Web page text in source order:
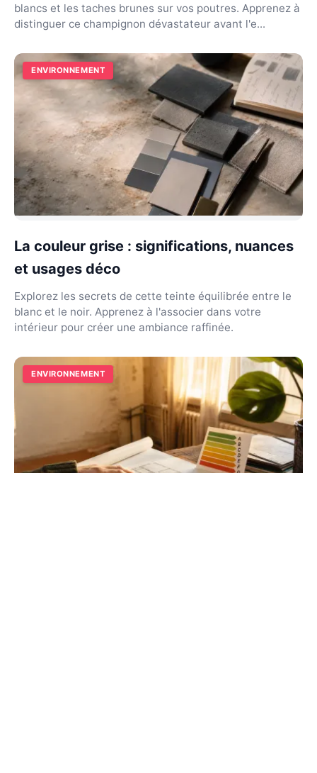
blancs et les taches brunes sur vos poutres. Apprenez à
distinguer ce champignon dévastateur avant l'e...
ENVIRONNEMENT
La couleur grise : significations, nuances
et usages déco
Explorez les secrets de cette teinte équilibrée entre le
blanc et le noir. Apprenez à l'associer dans votre
intérieur pour créer une ambiance raffinée.
ENVIRONNEMENT